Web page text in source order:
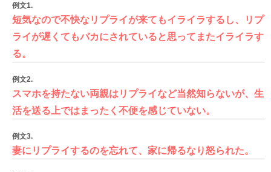
例文1.
短気なので不快なリプライが来てもイライラするし、リプ
ライが遅くてもバカにされていると思ってまたイライラす
る。
例文2.
スマホを持たない両親はリプライなど当然知らないが、生
活を送る上ではまったく不便を感じていない。
例文3.
妻にリプライするのを忘れて、家に帰るなり怒られた。